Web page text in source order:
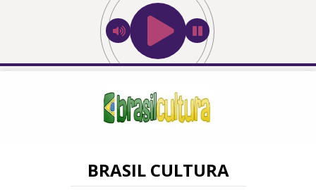
BRASIL CULTURA